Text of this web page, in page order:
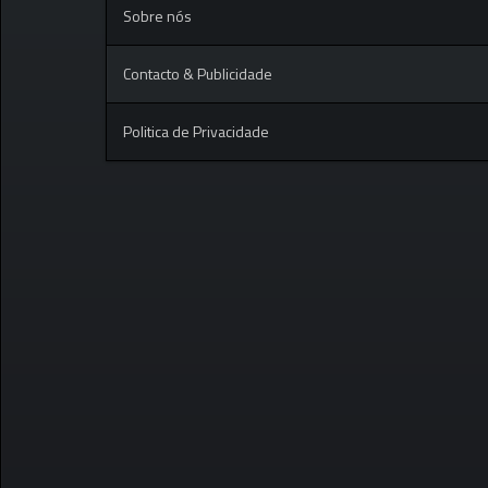
Sobre nós
Contacto & Publicidade
Politica de Privacidade